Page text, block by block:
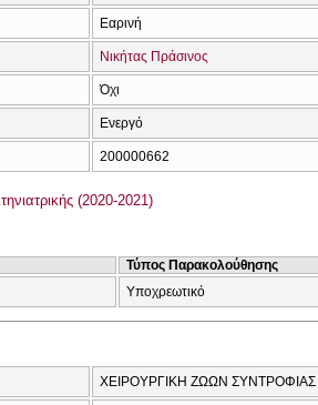
Εαρινή
Νικήτας Πράσινος
Όχι
Ενεργό
200000662
(2020-2021)
Τύπος Παρακολούθησης
Υποχρεωτικό
ΧΕΙΡΟΥΡΓΙΚΗ ΖΩΩΝ ΣΥΝΤΡΟΦΙΑΣ